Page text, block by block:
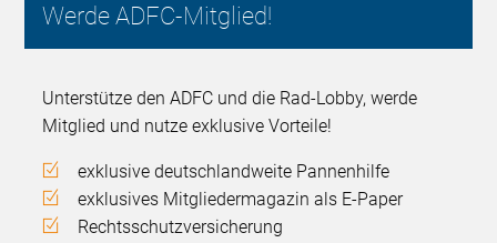
Werde ADFC-Mitglied!
Unterstütze den ADFC und die Rad-Lobby, werde
Mitglied und nutze exklusive Vorteile!
exklusive deutschlandweite Pannenhilfe
exklusives Mitgliedermagazin als E-Paper
Rechtsschutzversicherung